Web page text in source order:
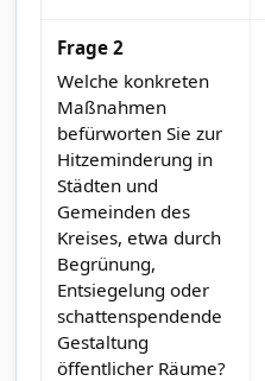
Frage 2
Welche konkreten
Maßnahmen
befürworten Sie zur
Hitzeminderung in
Städten und
Gemeinden des
Kreises, etwa durch
Begrünung,
Entsiegelung oder
schattenspendende
Gestaltung
öffentlicher Räume?